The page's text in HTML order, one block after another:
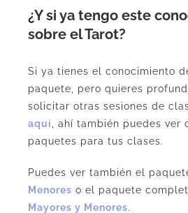
¿Y si ya tengo este
sobre el Tarot?
Si ya tienes el conocimiento
paquete, pero quieres
solicitar otras sesiones de
aquí , ahí también puedes ver
paquetes para tus clases.
Puedes ver también el
Menores o el paquete
Mayores y Menores.